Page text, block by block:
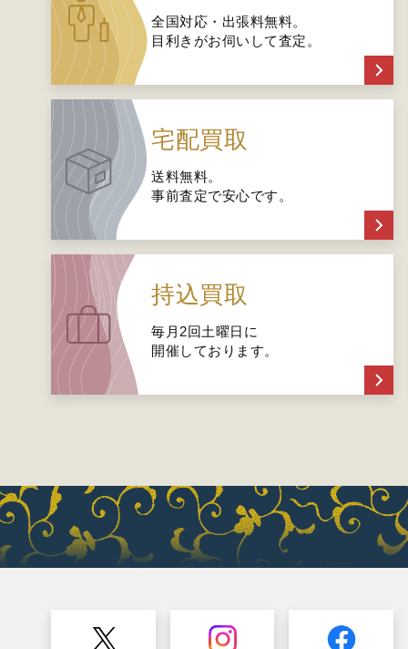
全国対応・出張料無料。
目利きがお伺いして査定。
宅配買取
送料無料。
事前査定で安心です。
持込買取
毎月2回土曜日に
開催しております。